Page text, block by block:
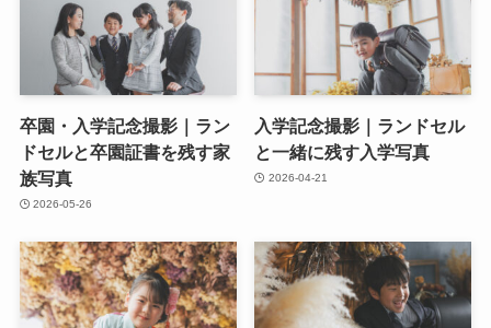
卒園・入学記念撮影｜ラン
ドセルと卒園証書を残す家
族写真
2026-05-26
入学記念撮影｜ランドセル
と一緒に残す入学写真
2026-04-21